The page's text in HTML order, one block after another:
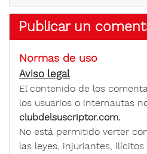
Publicar un
Normas de uso
Aviso legal
El contenido de los
los usuarios o internautas
clubdelsuscriptor.com.
No está permitido verter
las leyes, injuriantes,